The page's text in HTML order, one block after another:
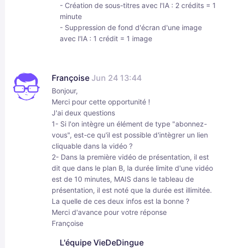
- Création de sous-titres avec l'IA : 2 crédits = 1
minute
- Suppression de fond d'écran d'une image
avec l'IA : 1 crédit = 1 image
Françoise Jun 24 13:44
Bonjour,
Merci pour cette opportunité !
J'ai deux questions
1- Si l'on intègre un élément de type "abonnez-
vous", est-ce qu'il est possible d'intègrer un lien
cliquable dans la vidéo ?
2- Dans la première vidéo de présentation, il est
dit que dans le plan B, la durée limite d'une vidéo
est de 10 minutes, MAIS dans le tableau de
présentation, il est noté que la durée est illimitée.
La quelle de ces deux infos est la bonne ?
Merci d'avance pour votre réponse
Françoise
L'équipe VieDeDingue